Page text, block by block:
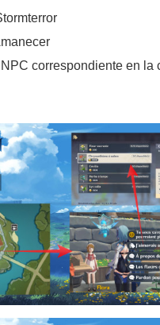
correspondiente en la